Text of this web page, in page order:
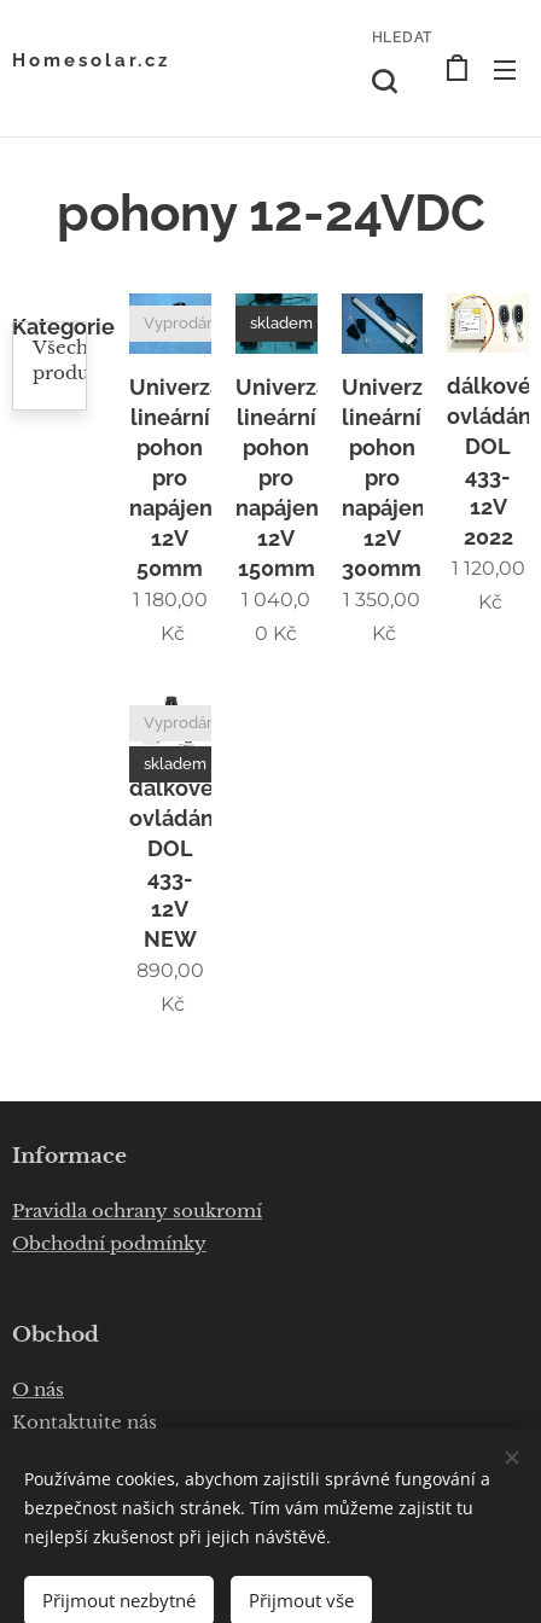
Homesolar.cz
HLEDAT
pohony 12-24VDC
Kategorie
Všechny
produkty
Univerzální
lineární
pohon
pro
napájení
12V
50mm
Vyprodáno
1 180,00
Kč
Univerzální
lineární
pohon
pro
napájení
12V
150mm
skladem
1 040,0
0 Kč
Univerzální
lineární
pohon
pro
napájení
12V
300mm
1 350,00
Kč
dálkové
ovládání
DOL
433-
12V
2022
1 120,00
Kč
dálkové
ovládání
DOL
433-
12V
NEW
Vyprodáno
skladem
890,00
Kč
Informace
Pravidla ochrany soukromí
Obchodní podmínky
Obchod
O nás
Kontaktujte nás
E-mail:info@homesolar.cz
Telefon:
Copyright © 2020
Používáme cookies, abychom zajistili správné fungování a
bezpečnost našich stránek. Tím vám můžeme zajistit tu
nejlepší zkušenost při jejich návštěvě.
Přijmout nezbytné Přijmout vše